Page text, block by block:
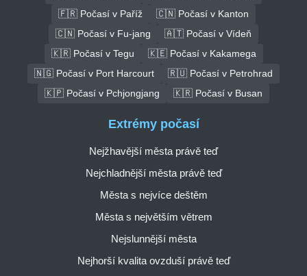
🇫🇷 Počasí v Paříž
🇨🇳 Počasí v Kanton
🇨🇳 Počasí v Fu-jang
🇦🇹 Počasí v Vídeň
🇰🇷 Počasí v Tegu
🇰🇪 Počasí v Kakamega
🇳🇬 Počasí v Port Harcourt
🇷🇺 Počasí v Petrohrad
🇰🇵 Počasí v Pchjongjang
🇰🇷 Počasí v Busan
Extrémy počasí
Nejžhavější města právě teď
Nejchladnější města právě teď
Města s nejvíce deštěm
Města s největším větrem
Nejslunnější města
Nejhorší kvalita ovzduší právě teď